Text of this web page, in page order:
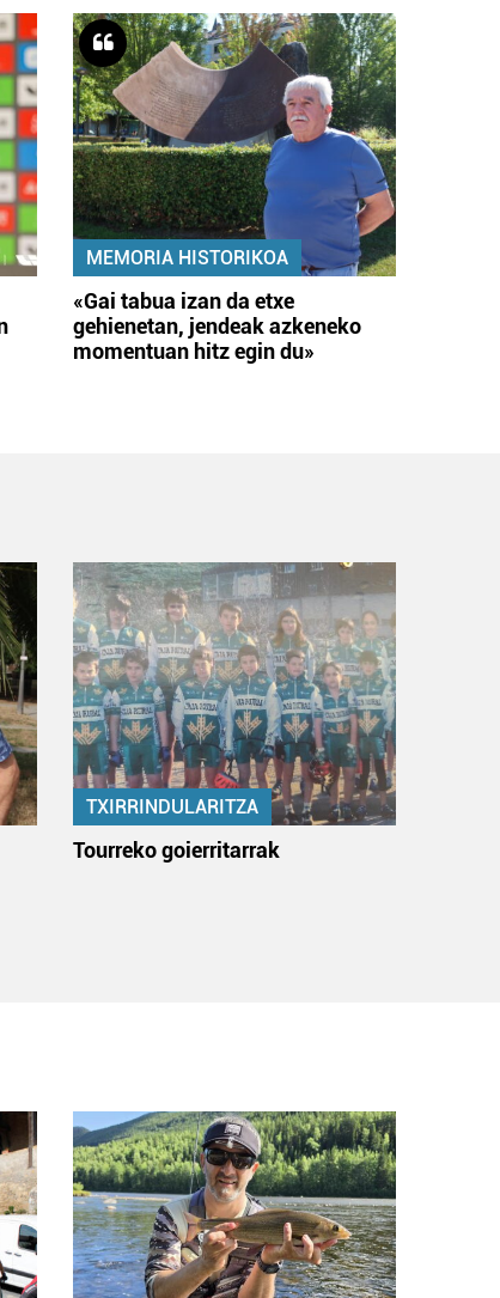
MEMORIA HISTORIKOA
«Gai tabua izan da etxe
gehienetan, jendeak azkeneko
momentuan hitz egin du»
TXIRRINDULARITZA
Tourreko goierritarrak